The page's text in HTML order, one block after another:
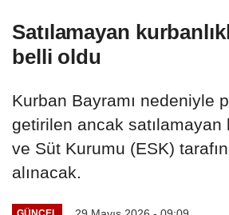
Satılamayan
belli oldu
Kurban Bayramı nedeniyle
getirilen ancak satılamayan
ve Süt Kurumu (ESK)
alınacak.